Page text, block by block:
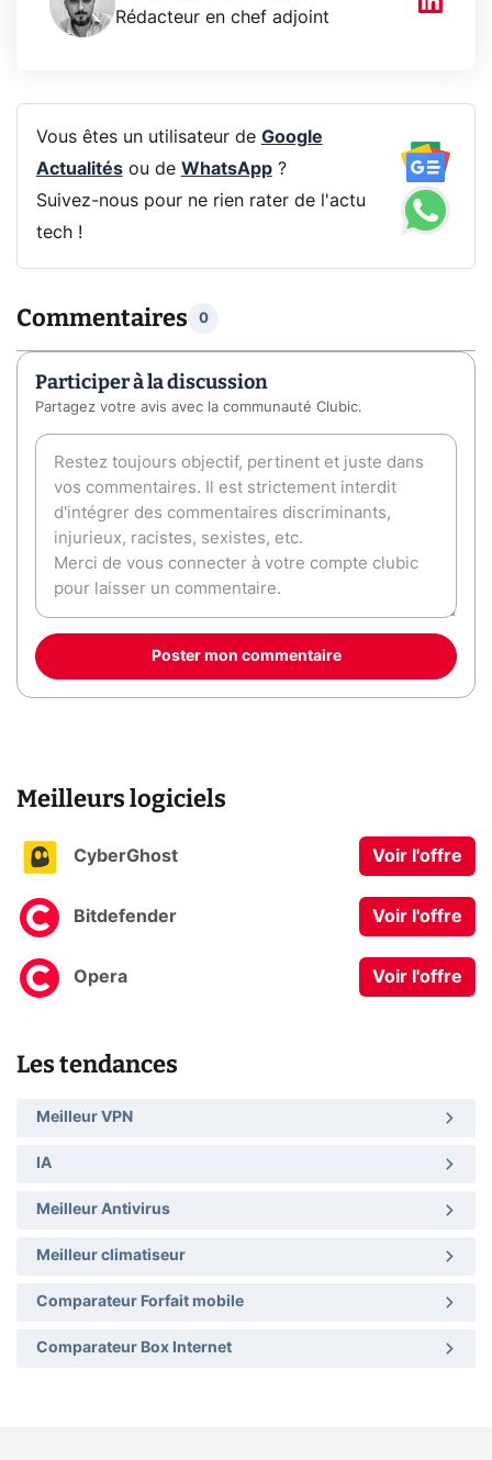
Rédacteur en chef adjoint
Vous êtes un utilisateur de Google
Actualitésou de WhatsApp?
Suivez-nous pour ne rien rater de l'actu
tech !
Commentaires 0
Participer à la discussion
Partagez votre avis avec la communauté Clubic.
Poster mon commentaire
Meilleurs logiciels
CyberGhost Voir l'offre
Bitdefender Voir l'offre
Opera Voir l'offre
Les tendances
Meilleur VPN
IA
Meilleur Antivirus
Meilleur climatiseur
Comparateur Forfait mobile
Comparateur Box Internet